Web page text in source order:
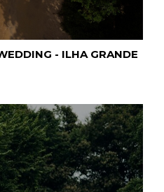
- ILHA GRANDE